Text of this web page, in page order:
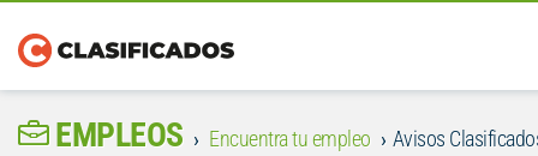
EMPLEOS Encuentra tu empleo Avisos